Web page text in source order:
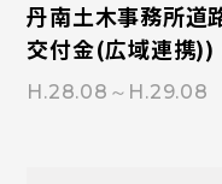
丹南土木事務所道
交付金(広域連携))
H.28.08～H.29.08